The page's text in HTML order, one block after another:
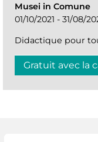
Musei in Comune
01/10/2021 - 31/08/
Didactique pour
Gratuit avec la